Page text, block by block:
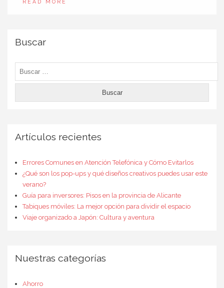
READ MORE
Buscar
Artículos recientes
Errores Comunes en Atención Telefónica y Cómo Evitarlos
¿Qué son los pop-ups y qué diseños creativos puedes usar este
verano?
Guía para inversores: Pisos en la provincia de Alicante
Tabiques móviles: La mejor opción para dividir el espacio
Viaje organizado a Japón: Cultura y aventura
Nuestras categorías
Ahorro